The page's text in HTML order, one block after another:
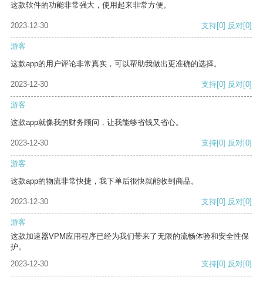
这款软件的功能非常强大，使用起来非常方便。
2023-12-30 支持[0] 反对[0]
游客
这款app的用户评论非常真实，可以帮助我做出更准确的选择。
2023-12-30 支持[0] 反对[0]
游客
这款app就像我的财务顾问，让我能够省钱又省心。
2023-12-30 支持[0] 反对[0]
游客
这款app的物流非常快捷，我下单后很快就能收到商品。
2023-12-30 支持[0] 反对[0]
游客
这款加速器VPM应用程序已经为我们带来了无限的流畅体验和安全性保
护。
2023-12-30
支持[0] 反对[0]